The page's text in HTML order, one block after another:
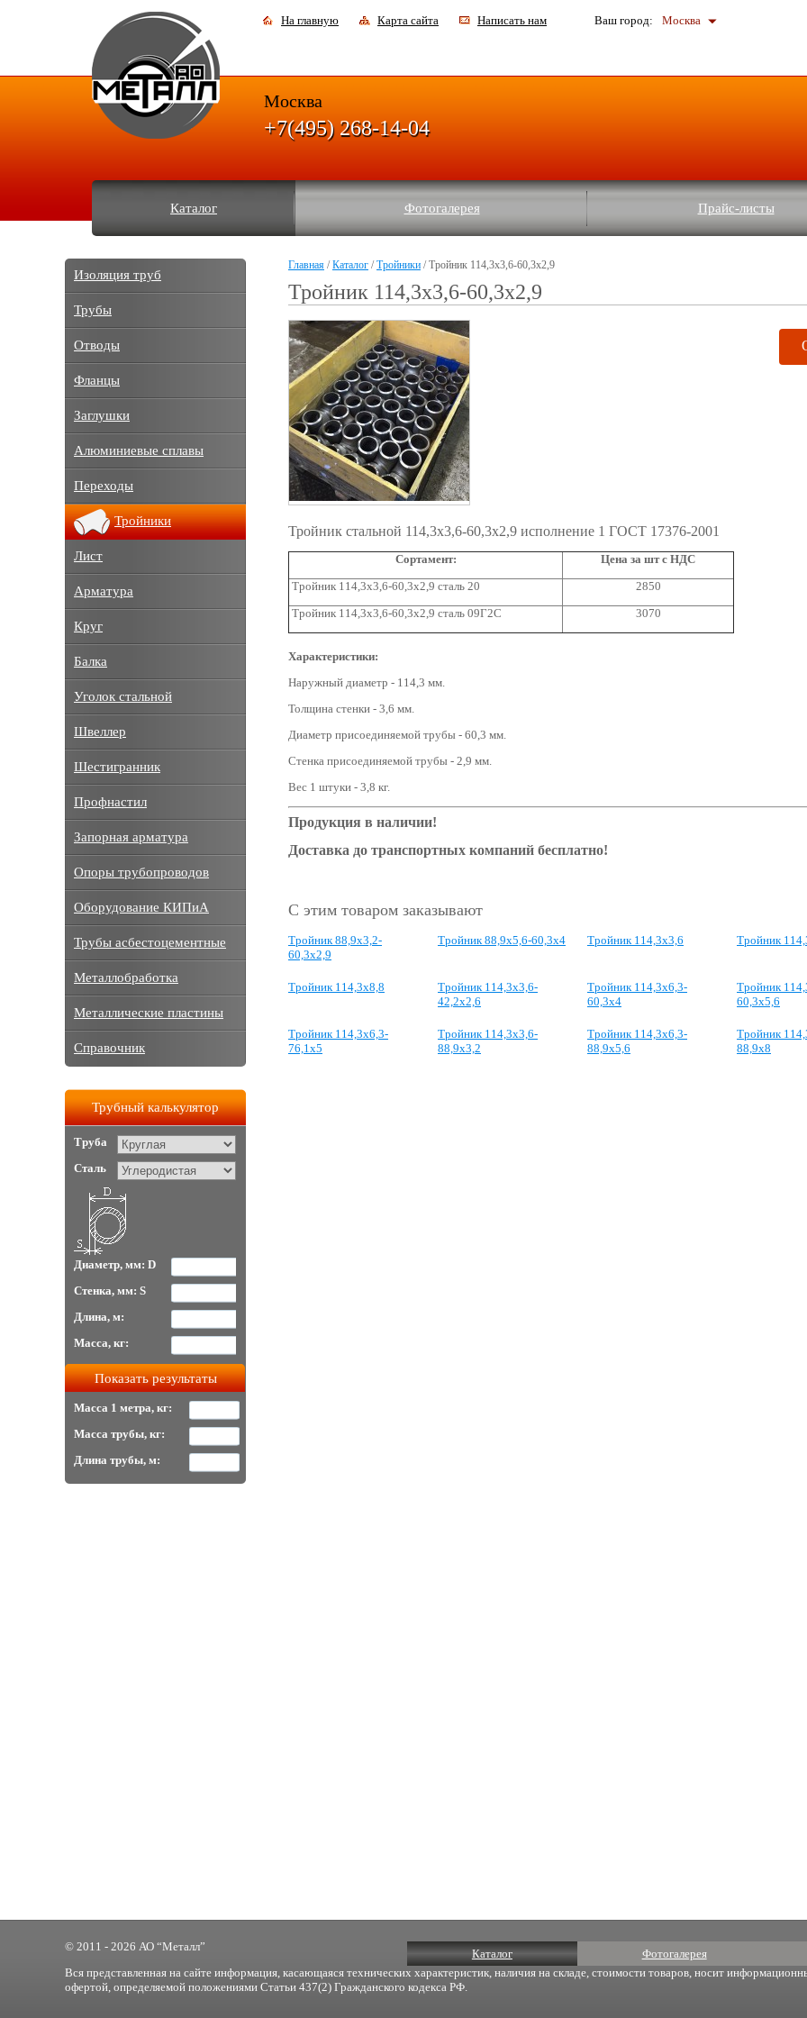
На главную Карта сайта Написать нам Ваш город: Москва
Каталог Фотогалерея Прайс-листы
Москва
+7(495) 268-14-04
Главная /Каталог /Тройники / Тройник 114,3х3,6-60,3х2,9
Тройник 114,3х3,6-60,3х2,9
Тройник стальной 114,3х3,6-60,3х2,9 исполнение 1 ГОСТ 17376-2001
Сортамент:
Цена за шт с НДС
Тройник 114,3х3,6-60,3х2,9 сталь 20
2850
Тройник 114,3х3,6-60,3х2,9 сталь 09Г2С
3070
Характеристики:
Наружный диаметр - 114,3 мм.
Толщина стенки - 3,6 мм.
Диаметр присоединяемой трубы - 60,3 мм.
Стенка присоединяемой трубы - 2,9 мм.
Вес 1 штуки - 3,8 кг.
Продукция в наличии!
Доставка до транспортных компаний бесплатно!
С этим товаром заказывают
Тройник 88,9х3,2-
60,3х2,9
Тройник 88,9х5,6-60,3х4 Тройник 114,3х3,6 Тройник
Тройник 114,3х8,8
Тройник 114,3х3,6-
42,2х2,6
Тройник 114,3х6,3-
60,3х4
Тройник
60,3х5,6
Тройник 114,3х6,3-
76,1х5
Тройник 114,3х3,6-
88,9х3,2
Тройник 114,3х6,3-
88,9х5,6
Тройник
88,9х8
Изоляция труб
Трубы
Отводы
Фланцы
Заглушки
Алюминиевые сплавы
Переходы
Тройники
Лист
Арматура
Круг
Балка
Уголок стальной
Швеллер
Шестигранник
Профнастил
Запорная арматура
Опоры трубопроводов
Оборудование КИПиА
Трубы асбестоцементные
Металлобработка
Металлические пластины
Справочник
Трубный калькулятор
Труба
Сталь
Диаметр, мм: D
Стенка, мм: S
Длина, м:
Масса, кг:
Масса 1 метра, кг:
Масса трубы, кг:
Длина трубы, м:
Каталог Фотогалерея
© 2011 - 2026 АО “Металл”
Вся представленная на сайте информация, касающаяся технических характеристик, наличия на складе, стоимости товаров, носит
офертой, определяемой положениями Статьи 437(2) Гражданского кодекса РФ.